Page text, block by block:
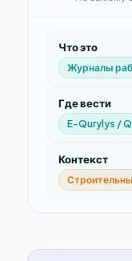
Что это
Журналы
Где вести
E-Qurylys /
Контекст